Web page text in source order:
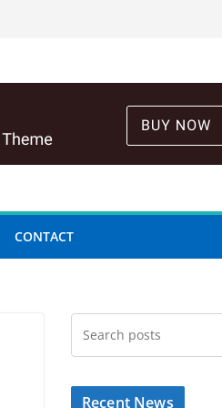
CONTACT
Recent News